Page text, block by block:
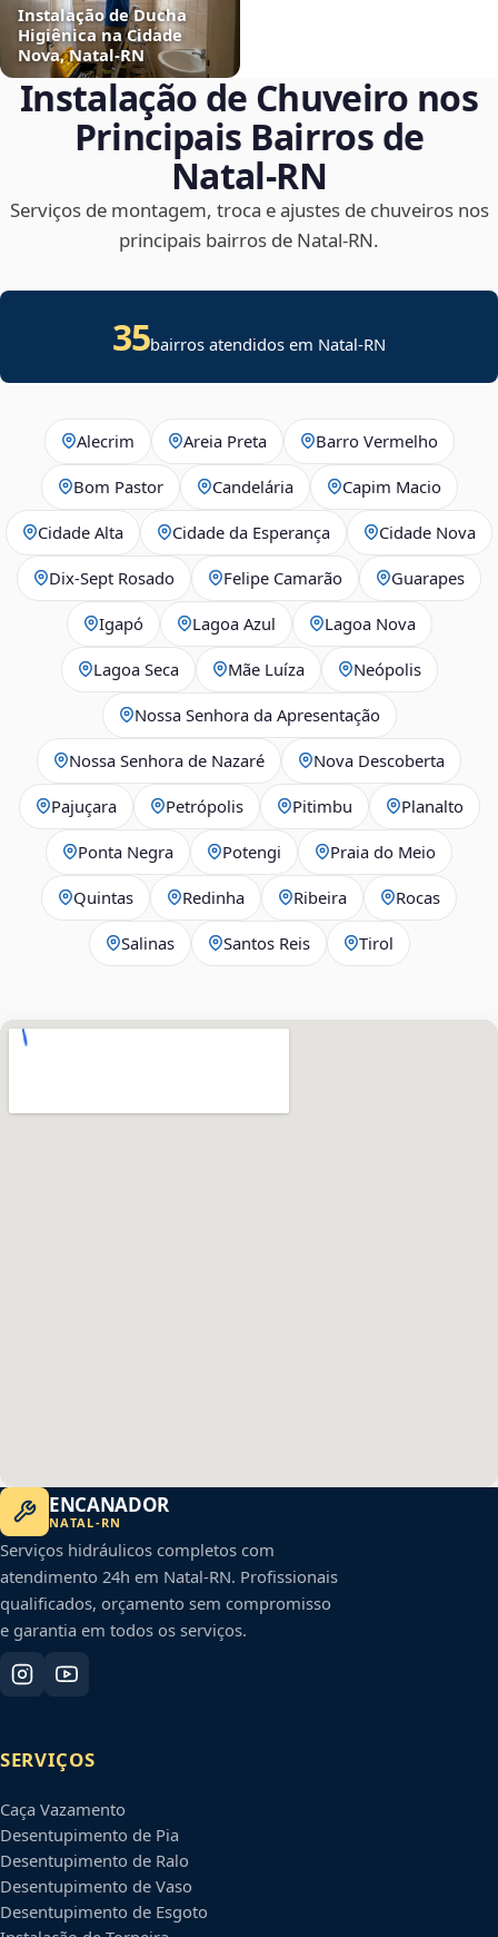
Instalação de Ducha
Higiênica na Cidade
Nova, Natal‑RN
Instalação de Chuveiro nos
Principais Bairros de
Natal‑RN
Serviços de montagem, troca e ajustes de chuveiros nos
principais bairros de Natal‑RN.
35bairros atendidos em Natal-RN
Alecrim Areia Preta Barro Vermelho
Bom Pastor Candelária Capim Macio
Cidade Alta Cidade da Esperança Cidade Nova
Dix‑Sept Rosado Felipe Camarão Guarapes
Igapó Lagoa Azul Lagoa Nova
Lagoa Seca Mãe Luíza Neópolis
Nossa Senhora da Apresentação
Nossa Senhora de Nazaré Nova Descoberta
Pajuçara Petrópolis Pitimbu Planalto
Ponta Negra Potengi Praia do Meio
Quintas Redinha Ribeira Rocas
Salinas Santos Reis Tirol
ENCANADOR
NATAL-RN
Serviços hidráulicos completos com
atendimento 24h em Natal-RN. Profissionais
qualificados, orçamento sem compromisso
e garantia em todos os serviços.
SERVIÇOS
Caça Vazamento
Desentupimento de Pia
Desentupimento de Ralo
Desentupimento de Vaso
Desentupimento de Esgoto